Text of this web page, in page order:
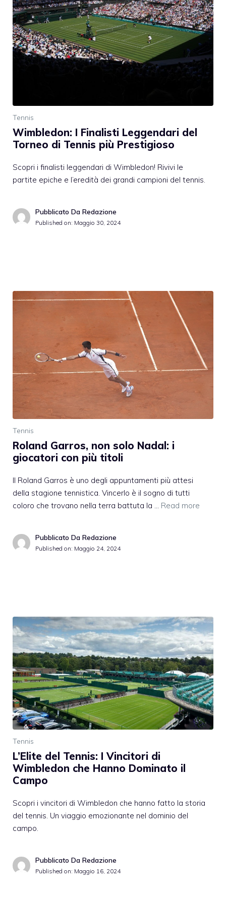
Tennis
Wimbledon: I Finalisti Leggendari del
Torneo di Tennis più Prestigioso
Scopri i finalisti leggendari di Wimbledon! Rivivi le
partite epiche e l’eredità dei grandi campioni del tennis.
Pubblicato Da Redazione
Published on: Maggio 30, 2024
Tennis
Roland Garros, non solo Nadal: i
giocatori con più titoli
Il Roland Garros è uno degli appuntamenti più attesi
della stagione tennistica. Vincerlo è il sogno di tutti
coloro che trovano nella terra battuta la … Read more
Pubblicato Da Redazione
Published on: Maggio 24, 2024
Tennis
L’Elite del Tennis: I Vincitori di
Wimbledon che Hanno Dominato il
Campo
Scopri i vincitori di Wimbledon che hanno fatto la storia
del tennis. Un viaggio emozionante nel dominio del
campo.
Pubblicato Da Redazione
Published on: Maggio 16, 2024